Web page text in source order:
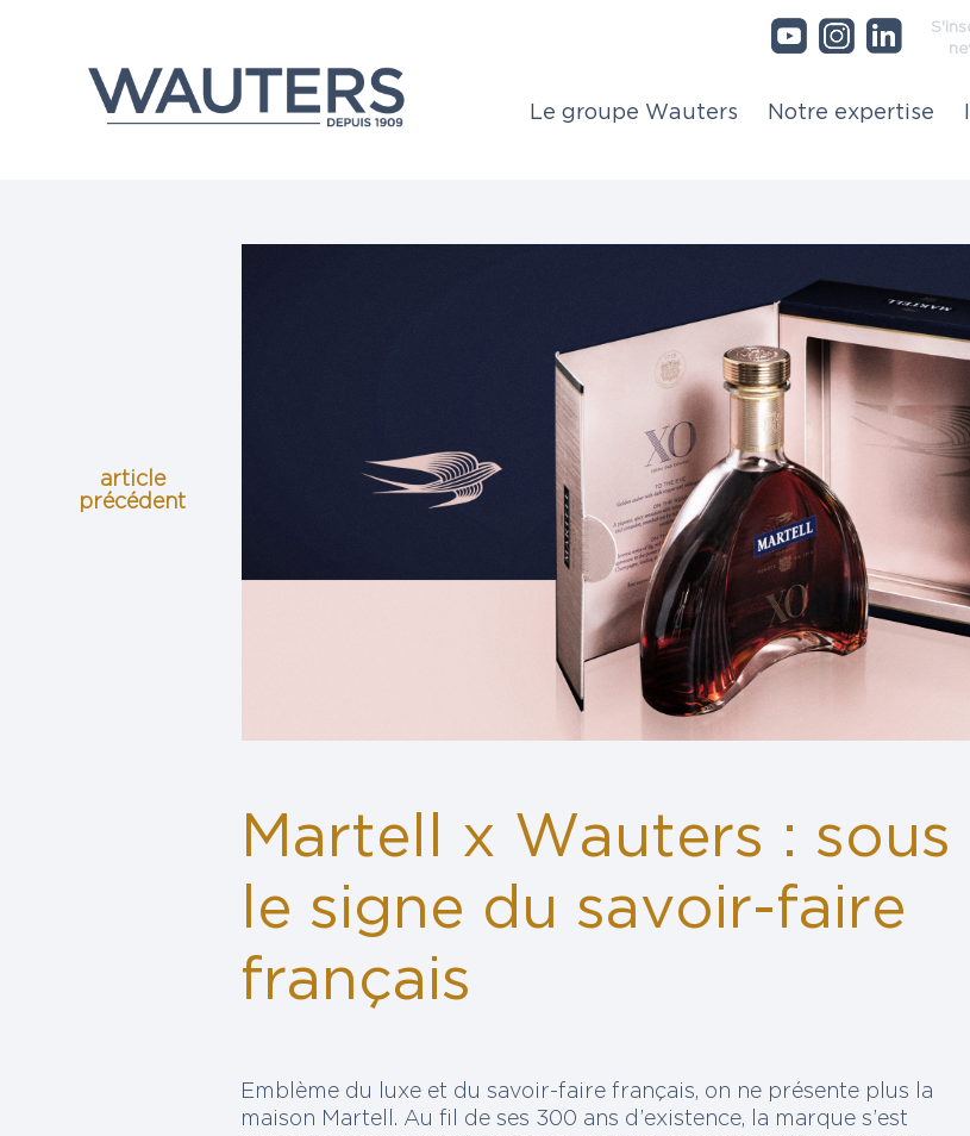
Le groupe Wauters Notre expertise
article
précédent
Martell x Wauters : sous
le signe du savoir-faire
français
Emblème du luxe et du savoir-faire français, on ne présente plus la
maison Martell. Au fil de ses 300 ans d’existence, la marque s’est